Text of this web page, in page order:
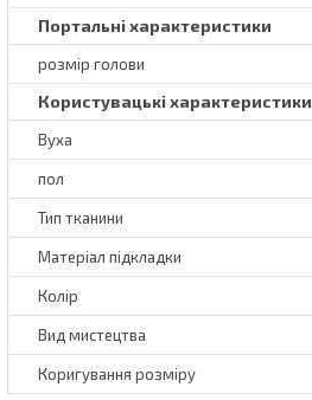
Портальні характеристики
розмір голови
Користувацькі характеристики
Вуха
пол
Тип тканини
Матеріал підкладки
Колір
Вид мистецтва
Коригування розміру